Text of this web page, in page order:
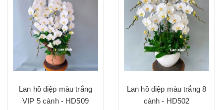
Lan hồ điệp màu trắng
VIP 5 cành - HD509
Lan hồ điệp màu trắng 8
cành - HD502